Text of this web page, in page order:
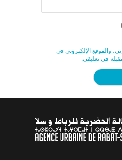
والموقع الإلكتروني في
في تعليقي.